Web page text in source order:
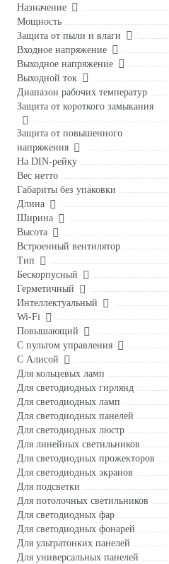
Назначение
Мощность
Защита от пыли и влаги
Входное напряжение
Выходное напряжение
Выходной ток
Диапазон рабочих температур
Защита от короткого замыкания
Защита от повышенного
напряжения
На DIN-рейку
Вес нетто
Габариты без упаковки
Длина
Ширина
Высота
Встроенный вентилятор
Тип
Бескорпусный
Герметичный
Интеллектуальный
Wi-Fi
Повышающий
С пультом управления
С Алисой
Для кольцевых ламп
Для светодиодных гирлянд
Для светодиодных ламп
Для светодиодных панелей
Для светодиодных люстр
Для линейных светильников
Для светодиодных прожекторов
Для светодиодных экранов
Для подсветки
Для потолочных светильников
Для светодиодных фар
Для светодиодных фонарей
Для ультратонких панелей
Для универсальных панелей